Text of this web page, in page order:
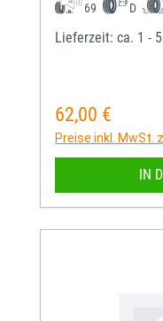
69 D
Lieferzeit: ca. 1 -
Regulärer Preis:
62,00 €
Preise inkl. MwSt.
IN